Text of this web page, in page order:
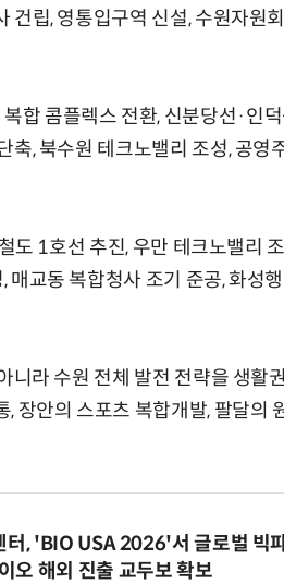
립, 영통입구역 신설, 수원자원
합 콤플렉스 전환, 신분당선·인
, 북수원 테크노밸리 조성, 공영
도 1호선 추진, 우만 테크노밸리
교동 복합청사 조기 준공, 화성
라 수원 전체 발전 전략을 생활
장안의 스포츠 복합개발, 팔달의
터, 'BIO USA 2026'서 글로벌 빅
오 해외 진출 교두보 확보
“계속 쫓아왔다”…도망치던 우크라 민간인 공격한 러 자폭 드론